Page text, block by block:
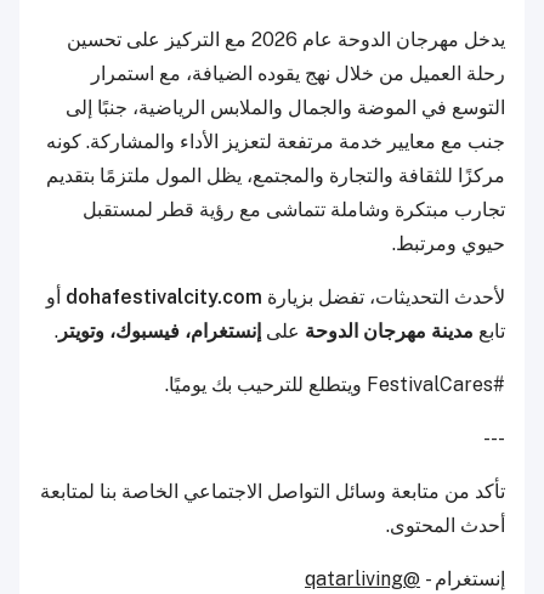
يدخل مهرجان الدوحة عام 2026 مع التركيز على تحسين
رحلة العميل من خلال نهج يقوده الضيافة، مع استمرار
التوسع في الموضة والجمال والملابس الرياضية، جنبًا إلى
جنب مع معايير خدمة مرتفعة لتعزيز الأداء والمشاركة. كونه
مركزًا للثقافة والتجارة والمجتمع، يظل المول ملتزمًا بتقديم
تجارب مبتكرة وشاملة تتماشى مع رؤية قطر لمستقبل
حيوي ومرتبط.
لأحدث التحديثات، تفضل بزيارة dohafestivalcity.com أو
تابع مدينة مهرجان الدوحة على إنستغرام، فيسبوك، وتويتر .
#FestivalCares ويتطلع للترحيب بك يوميًا.
---
تأكد من متابعة وسائل التواصل الاجتماعي الخاصة بنا لمتابعة
أحدث المحتوى.
إنستغرام - @qatarliving